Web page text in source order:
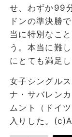
せ、わずか99
ドンの準決勝
当に特別なこ
う。本当に難
にとても満足
女子シングル
ナ・サバレン
ムント（ドイ
入りした。